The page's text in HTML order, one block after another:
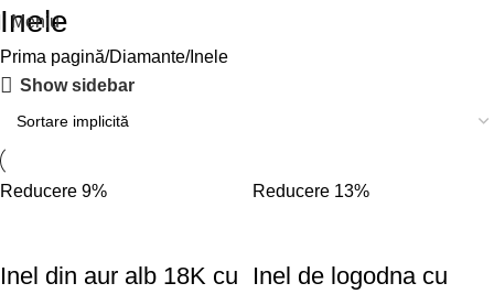
Meniu
Inele
Prima pagină Diamante Inele
Show sidebar
Reducere 9%
Inel din aur alb 18K cu
Reducere 13%
Inel de logodna cu